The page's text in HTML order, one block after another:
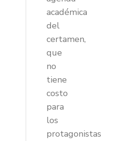
académica
del
certamen,
que
no
tiene
costo
para
los
protagonistas